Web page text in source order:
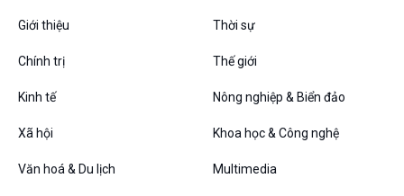
VOV1 đặc biệt
Chân dung cuộc sống
Giới thiệu Thời sự
Chính trị Thế giới
Kinh tế Nông nghiệp & Biển đảo
Xã hội Khoa học & Công nghệ
Văn hoá & Du lịch Multimedia